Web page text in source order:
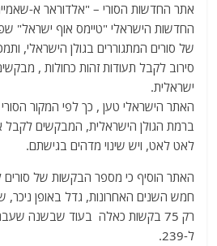
at
s
A
p
p
e
g
ra
m
ai
l
itt
er
c
e
b
o
o
k
אתר החדשות הסורי – "אלדוראר א-
החדשות הישראלי "טיימס אוף ישראל"
של סורים המתגוררים בגולן הישראלי,
סירוב לקבל תעודות זהות כחולות ,
ישראלית.
האתר הישראלי טען , כך לפי המקור
ברמת הגולן הישראלית, המבקשים לקבל
לאט לאט, ויש שינוי מדהים בגישתם.
האתר הוסיף כי מספר הבקשות של
רק 75 בקשות כאלה בעוד שבשנה
ל-239.